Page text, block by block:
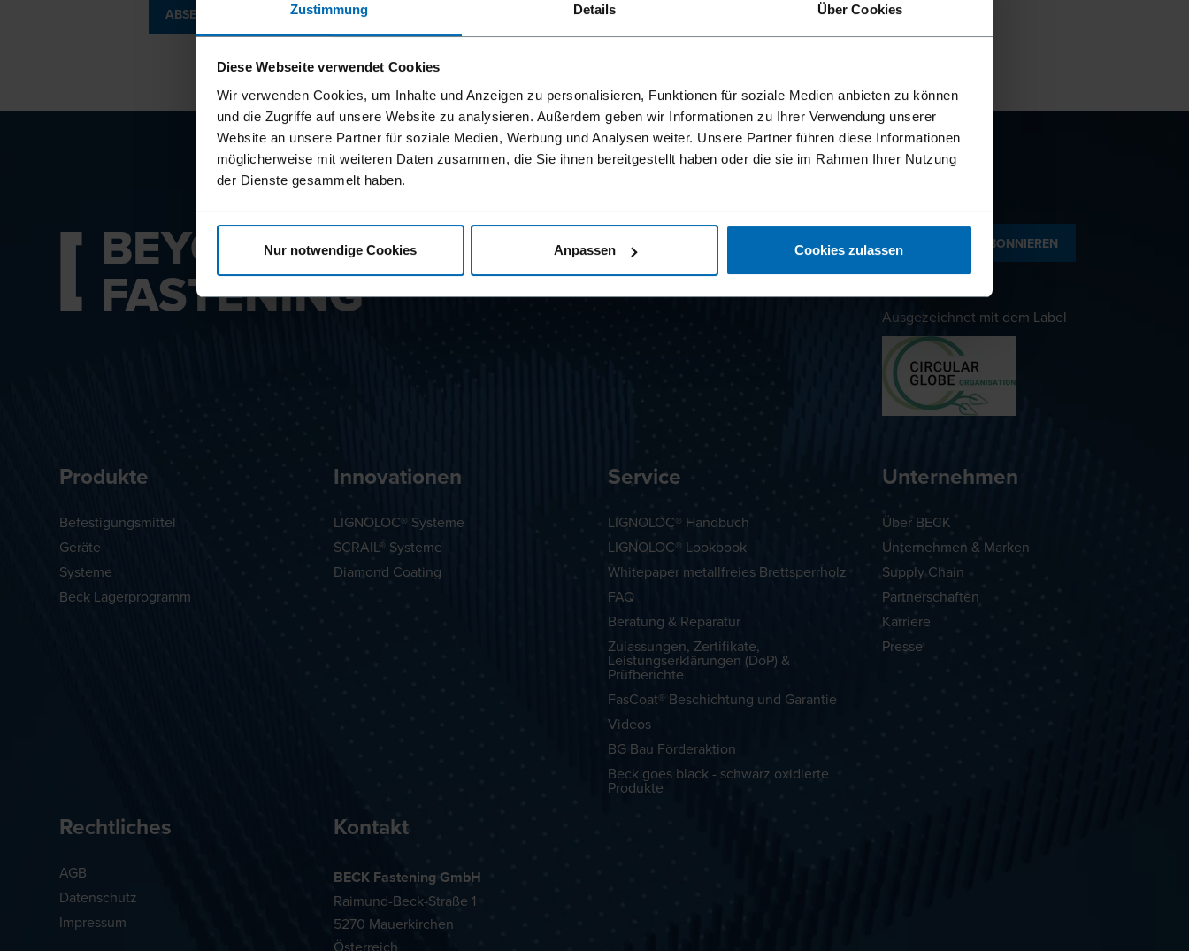
Zustimmung Details Über Cookies
Diese Webseite verwendet Cookies
Wir verwenden Cookies, um Inhalte und Anzeigen zu personalisieren, Funktionen für soziale Medien anbieten zu können
und die Zugriffe auf unsere Website zu analysieren. Außerdem geben wir Informationen zu Ihrer Verwendung unserer
Website an unsere Partner für soziale Medien, Werbung und Analysen weiter. Unsere Partner führen diese Informationen
möglicherweise mit weiteren Daten zusammen, die Sie ihnen bereitgestellt haben oder die sie im Rahmen Ihrer Nutzung
der Dienste gesammelt haben.
Nur notwendige Cookies Anpassen Cookies zulassen
ABSENDEN
BEYOND
FASTENING
NEWSLETTER ABONNIEREN
Ausgezeichnet mit dem Label
Produkte
Befestigungsmittel
Geräte
Systeme
Beck Lagerprogramm
Innovationen
LIGNOLOC® Systeme
SCRAIL® Systeme
Diamond Coating
Service
LIGNOLOC® Handbuch
LIGNOLOC® Lookbook
Whitepaper metallfreies Brettsperrholz
FAQ
Beratung & Reparatur
Zulassungen, Zertifikate,
Leistungserklärungen (DoP) &
Prüfberichte
FasCoat® Beschichtung und Garantie
Videos
BG Bau Förderaktion
Beck goes black - schwarz oxidierte
Produkte
Unternehmen
Über BECK
Unternehmen & Marken
Supply Chain
Partnerschaften
Karriere
Presse
Rechtliches
AGB
Datenschutz
Impressum
Kontakt
BECK Fastening GmbH
Raimund-Beck-Straße 1
5270 Mauerkirchen
Österreich